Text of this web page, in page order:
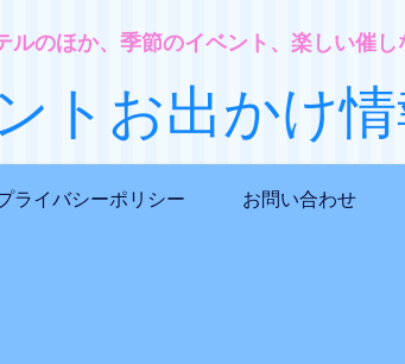
のほか、季節のイベント、楽しい催し
トお出かけ
ライバシーポリシー お問い合わせ